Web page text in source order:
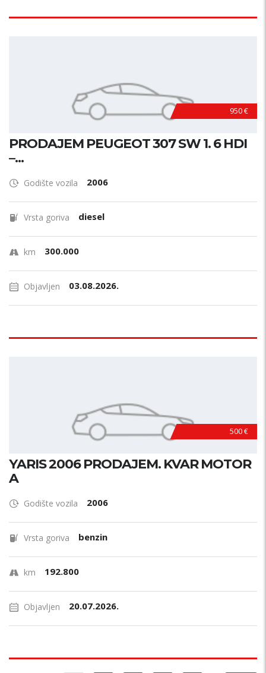
950 €
PRODAJEM PEUGEOT 307 SW 1. 6 HDI
–...
Godište vozila 2006
Vrsta goriva diesel
km 300.000
Objavljen 03.08.2026.
500 €
YARIS 2006 PRODAJEM. KVAR MOTOR
A
Godište vozila 2006
Vrsta goriva benzin
km 192.800
Objavljen 20.07.2026.